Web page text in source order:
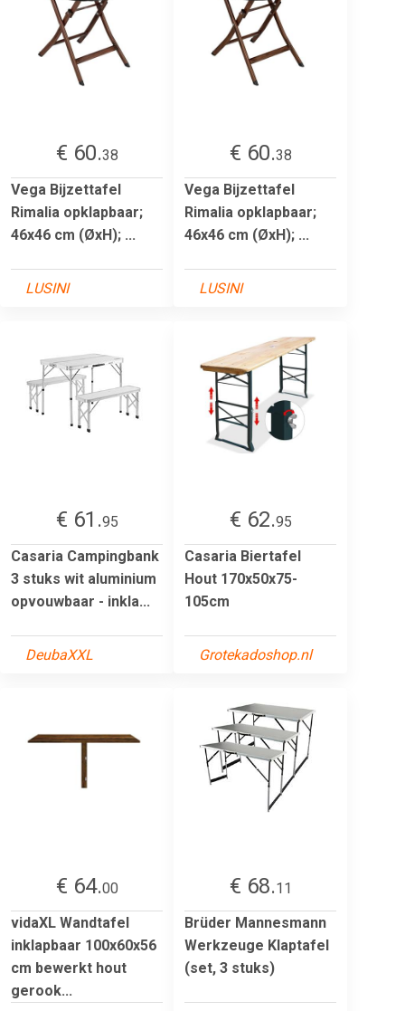
€ 60.38
Vega Bijzettafel
Rimalia opklapbaar;
46x46 cm (ØxH); ...
LUSINI
€ 60.38
Vega Bijzettafel
Rimalia opklapbaar;
46x46 cm (ØxH); ...
LUSINI
€ 61.95
Casaria Campingbank
3 stuks wit aluminium
opvouwbaar - inkla...
DeubaXXL
€ 62.95
Casaria Biertafel
Hout 170x50x75-
105cm
Grotekadoshop.nl
€ 64.00
vidaXL Wandtafel
inklapbaar 100x60x56
cm bewerkt hout
gerook...
€ 68.11
Brüder Mannesmann
Werkzeuge Klaptafel
(set, 3 stuks)